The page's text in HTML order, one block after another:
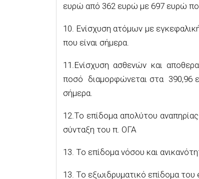
ευρώ από 362 ευρώ με 697 ευρώ
10. Ενίσχυση ατόμων με
που είναι σήμερα.
11.Ενίσχυση ασθενών και
ποσό διαμορφώνεται στα 390,96
σήμερα.
12.Το επίδομα απολύτου
σύνταξη του π. ΟΓΑ
13. Το επίδομα νόσου και
13. Το εξωιδρυματικό επίδομα